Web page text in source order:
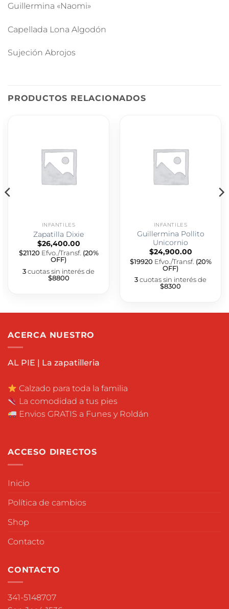
Guillermina «Naomi»
Capellada Lona Algodón
Sujeción Abrojos
PRODUCTOS RELACIONADOS
INFANTILES
Zapatilla Dixie
$26,400.00
$21120 Efvo./Transf. (20%
OFF)
3cuotas sin interés de
$8800
INFANTILES
Guillermina Pollito
Unicornio
$24,900.00
$19920 Efvo./Transf. (20%
OFF)
3cuotas sin interés de
$8300
ACERCA NUESTRO
AL PIE | La zapatilleria
Calzado para toda la familia
La comodidad a tus pies
Envios GRATIS a Funes y Roldán
ACCESO DIRECTOS
Inicio
Política de cambios
Shop
Contacto
CONTACTO
341-5148707